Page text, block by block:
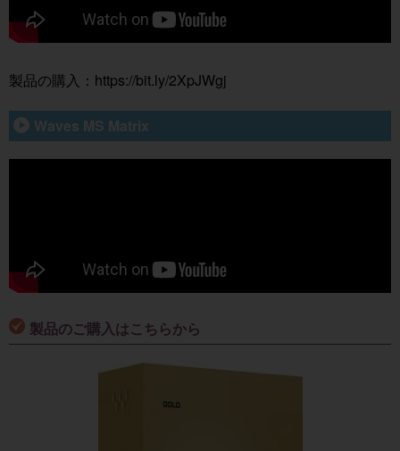
製品の購入： https://bit.ly/2XpJWgj
Waves MS Matrix
製品のご購入はこちらから